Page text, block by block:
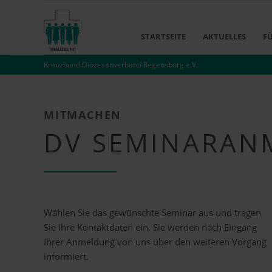
STARTSEITE AKTUELLES
Kreuzbund Diözesanverband Regensburg e.V.
MITMACHEN
DV
Wählen Sie das gewünschte Seminar aus und tragen
Sie Ihre Kontaktdaten ein. Sie werden nach Eingang
Ihrer Anmeldung von uns über den weiteren Vorgang
informiert.